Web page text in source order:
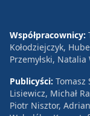
Współpracownicy:
Kołodziejczyk,
Przemyłski,
Publicyści: Tomasz
Lisiewicz, Michał
Piotr Nisztor,